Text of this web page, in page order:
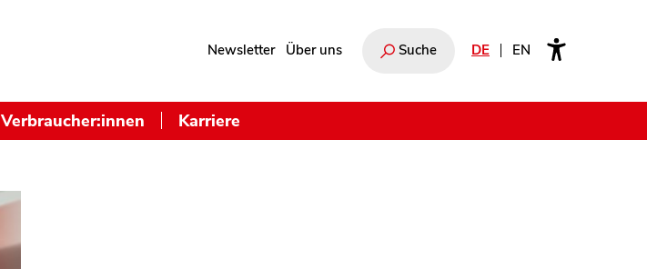
Newsletter Über uns Suche DE EN
Verbraucher:innen Karriere